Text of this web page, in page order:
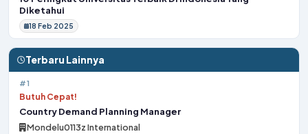
Diketahui
18 Feb 2025
Terbaru Lainnya
#1
Butuh Cepat!
Country Demand Planning Manager
Mondelu0113z International